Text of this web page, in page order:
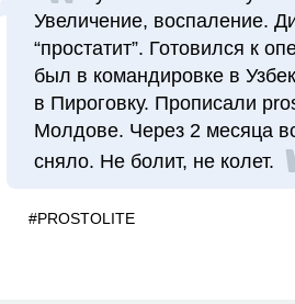
Увеличение, воспаление.
“простатит”. Готовился к
был в командировке в
в Пироговку. Прописали
Молдове. Через 2 месяца
сняло. Не болит, не колет.
#PROSTOLITE